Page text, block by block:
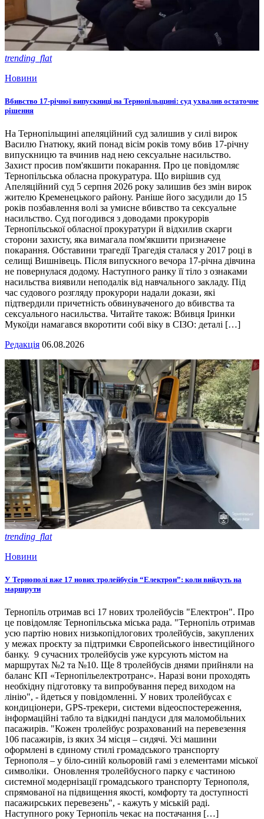
trending_flat
Новини
Вбивство 17-річної випускниці на Тернопільщині: суд ухвалив остаточне
рішення
На Тернопільщині апеляційний суд залишив у силі вирок
Василю Гнатюку, який понад вісім років тому вбив 17-річну
випускницю та вчинив над нею сексуальне насильство.
Захист просив пом'якшити покарання. Про це повідомляє
Тернопільська обласна прокуратура. Що вирішив суд
Апеляційний суд 5 серпня 2026 року залишив без змін вирок
жителю Кременецького району. Раніше його засудили до 15
років позбавлення волі за умисне вбивство та сексуальне
насильство. Суд погодився з доводами прокурорів
Тернопільської обласної прокуратури й відхилив скарги
сторони захисту, яка вимагала пом'якшити призначене
покарання. Обставини трагедії Трагедія сталася у 2017 році в
селищі Вишнівець. Після випускного вечора 17-річна дівчина
не повернулася додому. Наступного ранку її тіло з ознаками
насильства виявили неподалік від навчального закладу. Під
час судового розгляду прокурори надали докази, які
підтвердили причетність обвинуваченого до вбивства та
сексуального насильства. Читайте також: Вбивця Іринки
Мукоїди намагався вкоротити собі віку в СІЗО: деталі […]
Редакція 06.08.2026
trending_flat
Новини
У Тернополі вже 17 нових тролейбусів “Електрон”: коли вийдуть на
маршрути
Тернопіль отримав всі 17 нових тролейбусів "Електрон". Про
це повідомляє Тернопільська міська рада. "Тернопіль отримав
усю партію нових низькопідлогових тролейбусів, закуплених
у межах проєкту за підтримки Європейського інвестиційного
банку. 9 сучасних тролейбусів уже курсують містом на
маршрутах №2 та №10. Ще 8 тролейбусів днями прийняли на
баланс КП «Тернопільелектротранс». Наразі вони проходять
необхідну підготовку та випробування перед виходом на
лінію", - йдеться у повідомленні. У нових тролейбусах є
кондиціонери, GPS-трекери, системи відеоспостереження,
інформаційні табло та відкидні пандуси для маломобільних
пасажирів. "Кожен тролейбус розрахований на перевезення
106 пасажирів, із яких 34 місця – сидячі. Усі машини
оформлені в єдиному стилі громадського транспорту
Тернополя – у біло-синій кольоровій гамі з елементами міської
символіки. Оновлення тролейбусного парку є частиною
системної модернізації громадського транспорту Тернополя,
спрямованої на підвищення якості, комфорту та доступності
пасажирських перевезень", - кажуть у міській раді.
Наступного року Тернопіль чекає на постачання […]